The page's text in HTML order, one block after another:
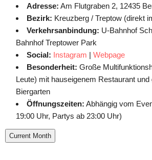
Adresse: Am Flutgraben 2, 12435
Bezirk: Kreuzberg / Treptow (direkt
Verkehrsanbindung: U-Bahnhof
Bahnhof Treptower Park
Social: Instagram | Webpage
Besonderheit: Große
Leute) mit hauseigenem Restaurant
Biergarten
Öffnungszeiten: Abhängig vom
19:00 Uhr, Partys ab 23:00 Uhr)
Current Month